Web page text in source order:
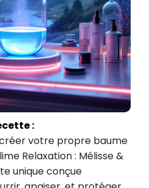
:
votre propre baume
Relaxation : Mélisse &
unique conçue